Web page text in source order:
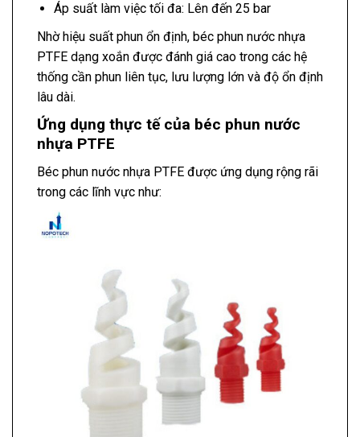
Áp suất làm việc tối đa: Lên đến 25 bar
Nhờ hiệu suất phun ổn định, béc phun nước nhựa
PTFE dạng xoắn được đánh giá cao trong các hệ
thống cần phun liên tục, lưu lượng lớn và độ ổn định
lâu dài.
Ứng dụng thực tế của béc phun nước
nhựa PTFE
Béc phun nước nhựa PTFE được ứng dụng rộng rãi
trong các lĩnh vực như: